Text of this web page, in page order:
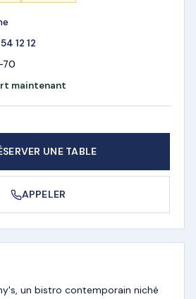
12 12
maintenant
UNE TABLE
APPELER
un bistro contemporain niché